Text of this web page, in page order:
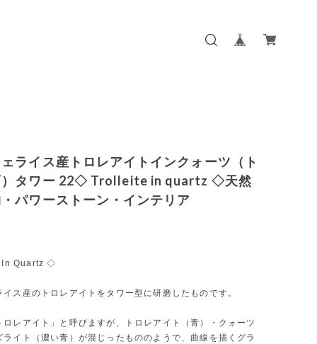
ライス産トロレアイトインクォーツ（ト
）タワー 22◇ Trolleite in quartz ◇天然
パワーストーン・インテリア
Quartz ◇
イス産のトロレアイトをタワー型に研磨したものです。
ロレアイト」と呼びますが、トロレアイト（青）・クォーツ
ライト（濃い青）が混じったもののようで、曲線を描くグラ